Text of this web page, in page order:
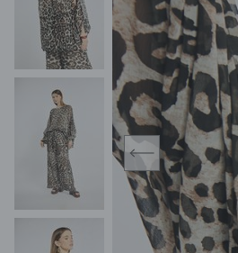
DWUCZĘŚCIOWE
NARZUTKI
LNIANE MODELE